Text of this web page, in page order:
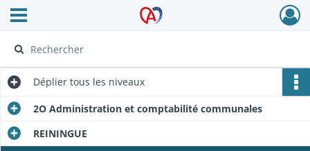
Archives Alsace - Colmar
Ouvrir le menu déroulant
Déplier tous les niveaux
2O Administration et comptabilité communales
REININGUE